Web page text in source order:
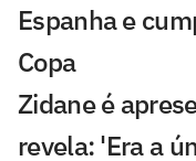
Espanha e
Copa
Zidane é
revela: 'Era a